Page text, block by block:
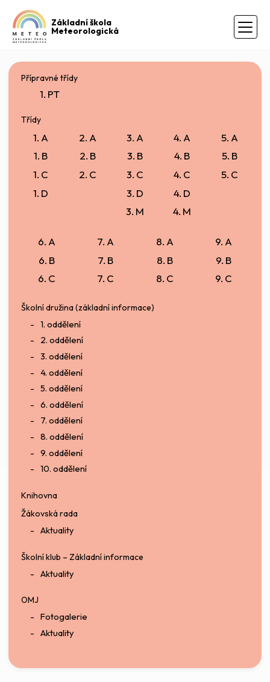
Základní škola
Meteorologická
Přípravné třídy
1. PT
Třídy
1. A
1. B
1. C
1. D
2. A
2. B
2. C
3. A
3. B
3. C
3. D
3. M
4. A
4. B
4. C
4. D
4. M
5. A
5. B
5. C
6. A
6. B
6. C
7. A
7. B
7. C
8. A
8. B
8. C
9. A
9. B
9. C
Školní družina (základní informace)
1. oddělení
2. oddělení
3. oddělení
4. oddělení
5. oddělení
6. oddělení
7. oddělení
8. oddělení
9. oddělení
10. oddělení
Knihovna
Žákovská rada
Aktuality
Školní klub – Základní informace
Aktuality
OMJ
Fotogalerie
Aktuality